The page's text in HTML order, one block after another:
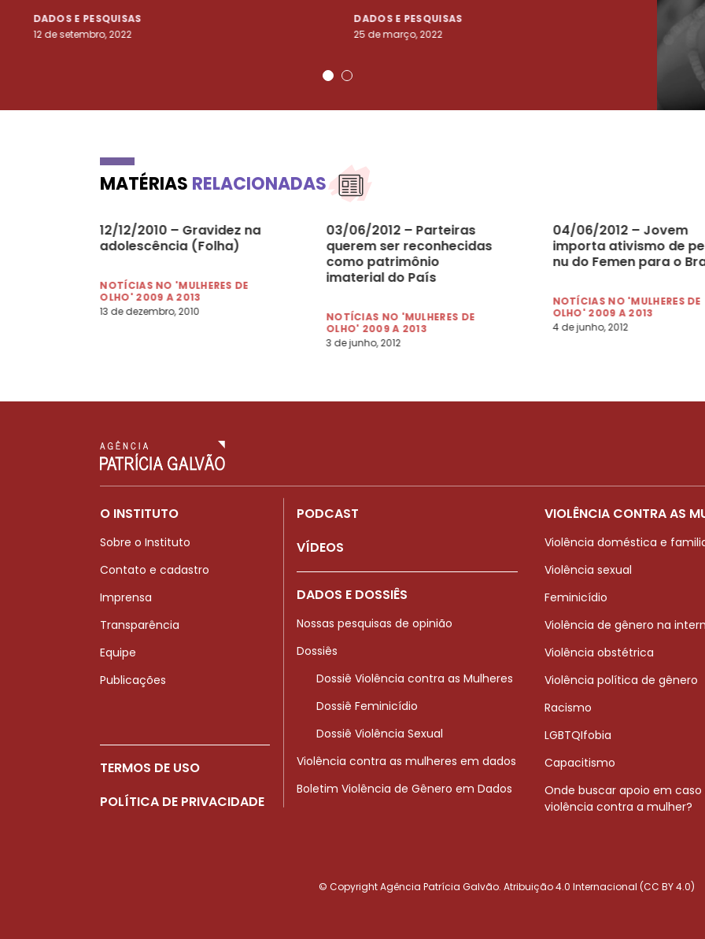
DADOS E PESQUISAS
12 de setembro, 2022
DADOS E PESQUISAS
25 de março, 2022
23
MATÉRIAS RELACIONADAS
12/12/2010 – Gravidez na
adolescência (Folha)
NOTÍCIAS NO 'MULHERES DE
OLHO' 2009 A 2013
13 de dezembro, 2010
03/06/2012 – Parteiras
querem ser reconhecidas
como patrimônio
imaterial do País
NOTÍCIAS NO 'MULHERES DE
OLHO' 2009 A 2013
3 de junho, 2012
04/06/2012 – Jovem
importa ativismo de
nu do Femen para o
NOTÍCIAS NO 'MULHERES DE
OLHO' 2009 A 2013
4 de junho, 2012
O INSTITUTO
Sobre o Instituto
Contato e cadastro
Imprensa
Transparência
Equipe
Publicações
TERMOS DE USO
POLÍTICA DE PRIVACIDADE
PODCAST
VÍDEOS
DADOS E DOSSIÊS
Nossas pesquisas de opinião
Dossiês
Dossiê Violência contra as Mulheres
Dossiê Feminicídio
Dossiê Violência Sexual
Violência contra as mulheres em dados
Boletim Violência de Gênero em Dados
VIOLÊNCIA CONTRA AS
Violência doméstica e
Violência sexual
Feminicídio
Violência de gênero na
Violência obstétrica
Violência política de gênero
Racismo
LGBTQIfobia
Capacitismo
Onde buscar apoio em caso
violência contra a mulher?
© Copyright Agência Patrícia Galvão. Atribuição 4.0 Internacional (CC BY 4.0)